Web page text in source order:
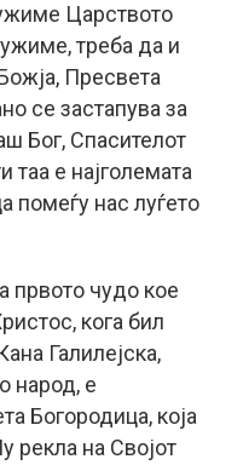
Царството
треба да и
Пресвета
се застапува за
Бог, Спасителот
таа е најголемата
помеѓу нас луѓето
првото чудо кое
кога бил
Галилејска,
народ, е
Богородица, која
рекла на Својот